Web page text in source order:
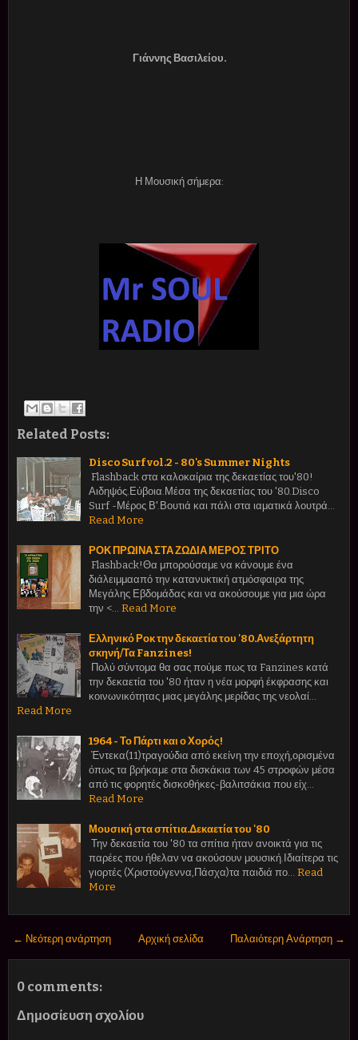
Γιάννης Βασιλείου.
Η Μουσική σήμερα:
Related Posts:
Disco Surf vol.2 - 80's Summer Nights
Flashback στα καλοκαίρια της δεκαετίας του'80!
Αιδηψός.Εύβοια.Μέσα της δεκαετίας του '80.Disco
Surf -Μέρος Β'.Βουτιά και πάλι στα ιαματικά λουτρά…
Read More
ΡΟΚ ΠΡΩΙΝΑ ΣΤΑ ΖΩΔΙΑ ΜΕΡΟΣ ΤΡΙΤΟ
Flashback!Θα μπορούσαμε να κάνουμε ένα
διάλειμμααπό την κατανυκτική ατμόσφαιρα της
Μεγάλης Εβδομάδας και να ακούσουμε για μια ώρα
την <…
Read More
Ελληνικό Ροκ την δεκαετία του '80.Ανεξάρτητη
σκηνή/Τα Fanzines!
Πολύ σύντομα θα σας πούμε πως τα Fanzines κατά
την δεκαετία του '80 ήταν η νέα μορφή έκφρασης και
κοινωνικότητας μιας μεγάλης μερίδας της νεολαί…
Read More
1964 - Το Πάρτι και ο Χορός!
Έντεκα(11)τραγούδια από εκείνη την εποχή,ορισμένα
όπως τα βρήκαμε στα δισκάκια των 45 στροφών μέσα
από τις φορητές δισκοθήκες-βαλιτσάκια που είχ…
Read More
Μουσική στα σπίτια.Δεκαετία του '80
Την δεκαετία του '80 τα σπίτια ήταν ανοικτά για τις
παρέες που ήθελαν να ακούσουν μουσική.Ιδιαίτερα τις
γιορτές (Χριστούγεννα,Πάσχα)τα παιδιά πο…
Read
More
← Νεότερη ανάρτηση Παλαιότερη Ανάρτηση →
Αρχική σελίδα
0 comments:
Δημοσίευση σχολίου